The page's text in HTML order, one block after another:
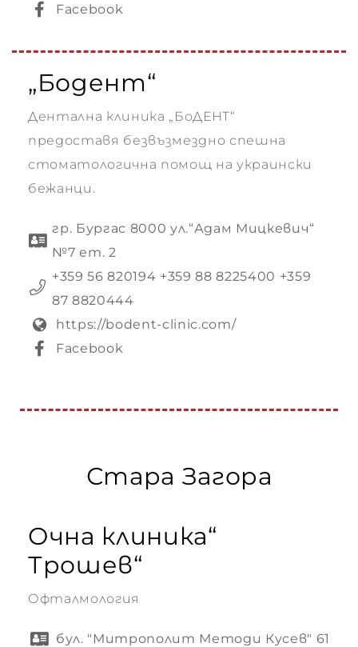
Facebook
„Бодент“
Дентална клиника „БоДЕНТ“
предоставя безвъзмездно спешна
стоматологична помощ на украински
бежанци.
гр. Бургас 8000 ул.“Адам Мицкевич“
№7 ет. 2
+359 56 820194 +359 88 8225400 +359
87 8820444
https://bodent-clinic.com/
Facebook
Стара Загора
Очна клиника“
Трошев“
Офталмология
бул. "Митрополит Методи Кусев" 61